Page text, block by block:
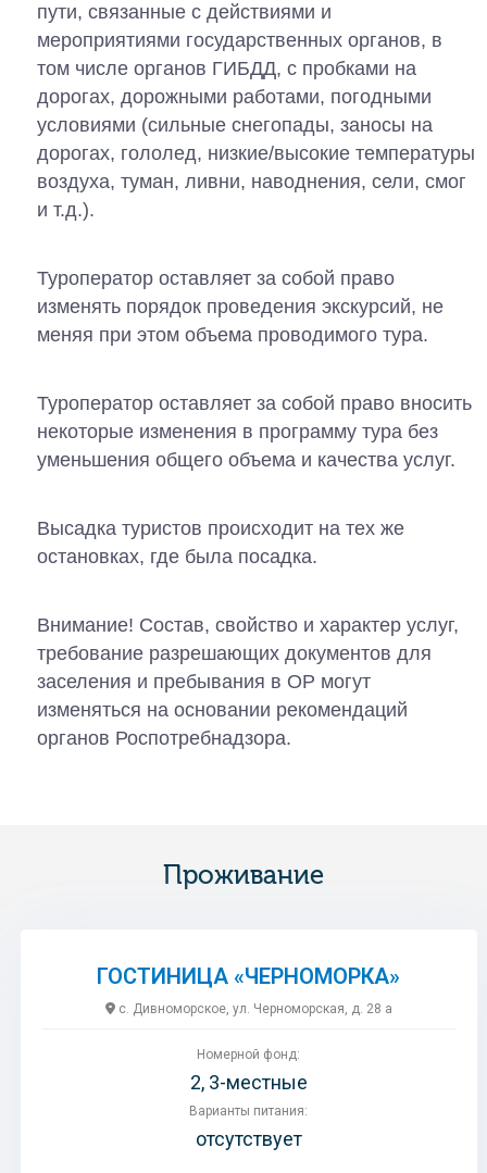
пути, связанные с действиями и
мероприятиями государственных органов, в
том числе органов ГИБДД, с пробками на
дорогах, дорожными работами, погодными
условиями (сильные снегопады, заносы на
дорогах, гололед, низкие/высокие температуры
воздуха, туман, ливни, наводнения, сели, смог
и т.д.).
Туроператор оставляет за собой право
изменять порядок проведения экскурсий, не
меняя при этом объема проводимого тура.
Туроператор оставляет за собой право вносить
некоторые изменения в программу тура без
уменьшения общего объема и качества услуг.
Высадка туристов происходит на тех же
остановках, где была посадка.
Внимание! Состав, свойство и характер услуг,
требование разрешающих документов для
заселения и пребывания в ОР могут
изменяться на основании рекомендаций
органов Роспотребнадзора.
Проживание
ГОСТИНИЦА «ЧЕРНОМОРКА»
с. Дивноморское, ул. Черноморская, д. 28 а
Номерной фонд:
2, 3-местные
Варианты питания:
отсутствует